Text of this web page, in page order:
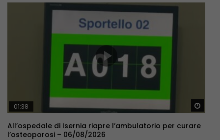
01:38
All’ospedale di Isernia riapre l’ambulatorio per curare
l’osteoporosi – 06/08/2026